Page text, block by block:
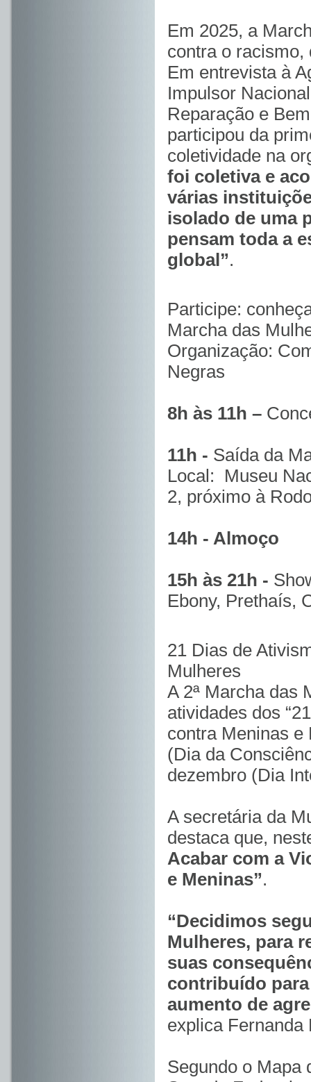
Em 2025, a
contra o
Em entrevista à
Impulsor
Reparação e
participou da
coletividade na
foi coletiva e
várias
isolado de uma
pensam toda a
global”.
Participe:
Marcha das
Organização:
Negras
8h às 11h –
11h - Saída da
Local: Museu
2, próximo à
14h - Almoço
15h às 21h -
Ebony, Prethaís,
21 Dias de
Mulheres
A 2ª Marcha das
atividades dos
contra Meninas e
(Dia da
dezembro (Dia
A secretária da
destaca que,
Acabar com a
e Meninas”.
“Decidimos
Mulheres, para
suas
contribuído
aumento de
explica Fernanda
Segundo o Mapa